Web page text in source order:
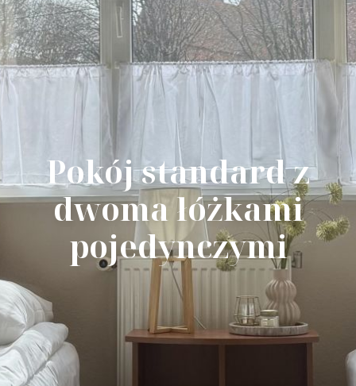
Pokój standard z
dwoma łóżkami
pojedynczymi